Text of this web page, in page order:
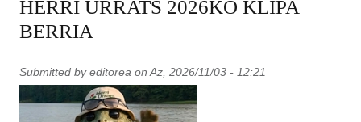
HERRI URRATS 2026KO KLIPA
BERRIA
Submitted by editorea on Az, 2026/11/03 - 12:21